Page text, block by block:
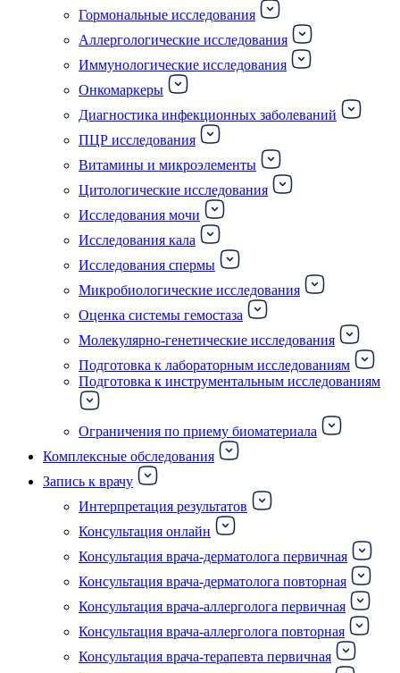
Гормональные исследования
Аллергологические исследования
Иммунологические исследования
Онкомаркеры
Диагностика инфекционных заболеваний
ПЦР исследования
Витамины и микроэлементы
Цитологические исследования
Исследования мочи
Исследования кала
Исследования спермы
Микробиологические исследования
Оценка системы гемостаза
Молекулярно-генетические исследования
Подготовка к лабораторным исследованиям
Подготовка к инструментальным исследованиям
Ограничения по приему биоматериала
Комплексные обследования
Запись к врачу
Интерпретация результатов
Консультация онлайн
Консультация врача-дерматолога первичная
Консультация врача-дерматолога повторная
Консультация врача-аллерголога первичная
Консультация врача-аллерголога повторная
Консультация врача-терапевта первичная